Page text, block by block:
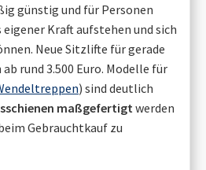
günstig und für Personen
Kraft aufstehen und sich
Neue Sitzlifte für gerade
rund 3.500 Euro. Modelle für
) sind deutlich
maßgefertigt werden
Gebrauchtkauf zu